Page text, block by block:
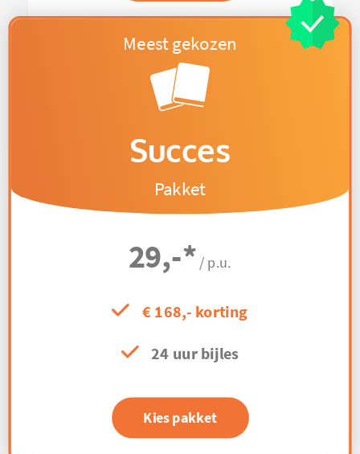
Succes
Pakket
29,-* / p.u.
€ 168,- korting
24 uur bijles
Kies pakket